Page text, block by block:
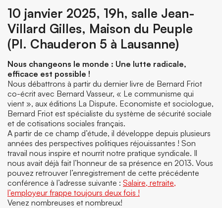
10 janvier 2025, 19h, salle Jean-
Villard Gilles, Maison du Peuple
(Pl. Chauderon 5 à Lausanne)
Nous changeons le monde : Une lutte radicale,
efficace est possible !
Nous débattrons à partir du dernier livre de Bernard Friot
co-écrit avec Bernard Vasseur, « Le communisme qui
vient », aux éditions La Dispute. Economiste et sociologue,
Bernard Friot est spécialiste du système de sécurité sociale
et de cotisations sociales français.
A partir de ce champ d’étude, il développe depuis plusieurs
années des perspectives politiques réjouissantes ! Son
travail nous inspire et nourrit notre pratique syndicale. Il
nous avait déjà fait l’honneur de sa présence en 2013. Vous
pouvez retrouver l’enregistrement de cette précédente
conférence à l’adresse suivante : Salaire, retraite,
l’employeur frappe toujours deux fois !
Venez nombreuses et nombreux!